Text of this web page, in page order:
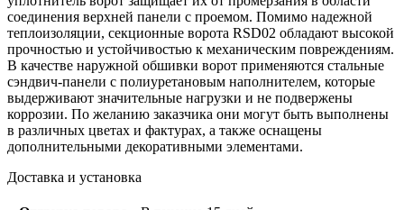
соединения верхней панели с проемом. Помимо надежной
теплоизоляции, секционные ворота RSD02 обладают высокой
прочностью и устойчивостью к механическим повреждениям.
В качестве наружной обшивки ворот применяются стальные
сэндвич-панели с полиуретановым наполнителем, которые
выдерживают значительные нагрузки и не подвержены
коррозии. По желанию заказчика они могут быть выполнены
в различных цветах и фактурах, а также оснащены
дополнительными декоративными элементами.
Доставка и установка